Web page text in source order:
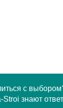
с
знают